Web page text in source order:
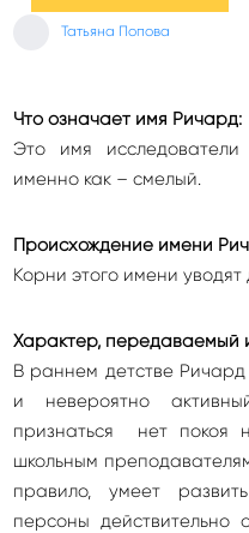
Татьяна Попова
Что означает имя Ричард:
Это имя
именно как – смелый.
Происхождение имени
Корни этого имени уводят
Характер, передаваемый
В раннем детстве
и невероятно
признаться нет покоя
школьным
правило, умеет
персоны действительно